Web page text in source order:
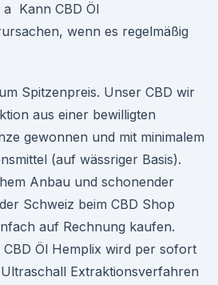
Kann CBD Öl
wenn es regelmäßig
Spitzenpreis. Unser CBD wir
aus einer bewilligten
gewonnen und mit minimalem
(auf wässriger Basis).
Anbau und schonender
Schweiz beim CBD Shop
auf Rechnung kaufen.
CBD Öl Hemplix wird per sofort
Extraktionsverfahren